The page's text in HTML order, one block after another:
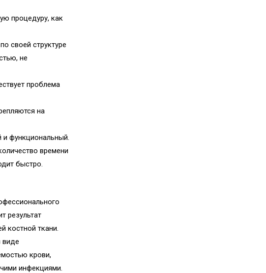
процедуру, как
своей структуре
не
проблема
на
и функциональный.
времени
быстро.
результат
костной ткани.
виде
крови,
инфекциями.